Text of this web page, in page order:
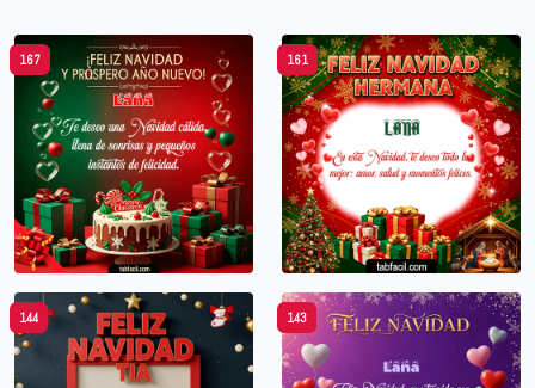
167 161
144 143